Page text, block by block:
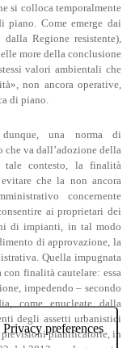
si colloca temporalmente
piano. Come emerge dai
Regione resistente),
more della conclusione
valori ambientali che
non ancora operative,
di piano.
dunque, una norma di
che va dall’adozione della
tale contesto, la finalità
che la non ancora
concernente
ai proprietari dei
di impianti, in tal modo
di approvazione, la
Quella impugnata
finalità cautelare: essa
impedendo – secondo
come enucleate dalla
degli assetti urbanistici
previsioni pianificatorie, in